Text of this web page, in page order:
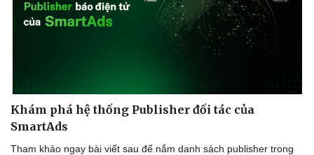
Bóng đá
Lịch thi đấu bóng đá
Thế giới thể thao
eSports
Xe máy
Tư vấn
Khám phá hệ thống Publisher đối tác của
SmartAds
Tham khảo ngay bài viết sau để nắm danh sách publisher trong